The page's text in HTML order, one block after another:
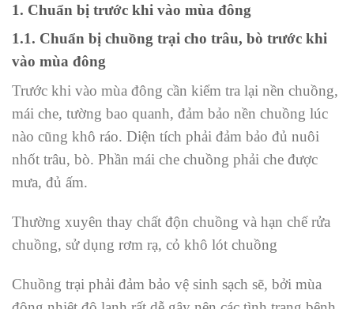
1. Chuẩn bị trước khi vào mùa đông
1.1. Chuẩn bị chuồng trại cho trâu, bò trước khi
vào mùa đông
Trước khi vào mùa đông cần kiểm tra lại nền chuồng,
mái che, tường bao quanh, đảm bảo nền chuồng lúc
nào cũng khô ráo. Diện tích phải đảm bảo đủ nuôi
nhốt trâu, bò. Phần mái che chuồng phải che được
mưa, đủ ấm.
Thường xuyên thay chất độn chuồng và hạn chế rửa
chuồng, sử dụng rơm rạ, cỏ khô lót chuồng
Chuồng trại phải đảm bảo vệ sinh sạch sẽ, bởi mùa